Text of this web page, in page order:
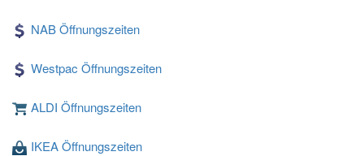
NAB Öffnungszeiten
Westpac Öffnungszeiten
ALDI Öffnungszeiten
IKEA Öffnungszeiten